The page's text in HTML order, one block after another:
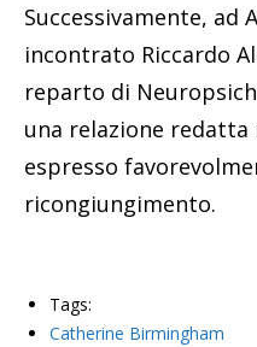
Successivamente, ad
incontrato Riccardo
reparto di
una relazione redatta
espresso
ricongiungimento.
Tags:
Catherine Birmingham